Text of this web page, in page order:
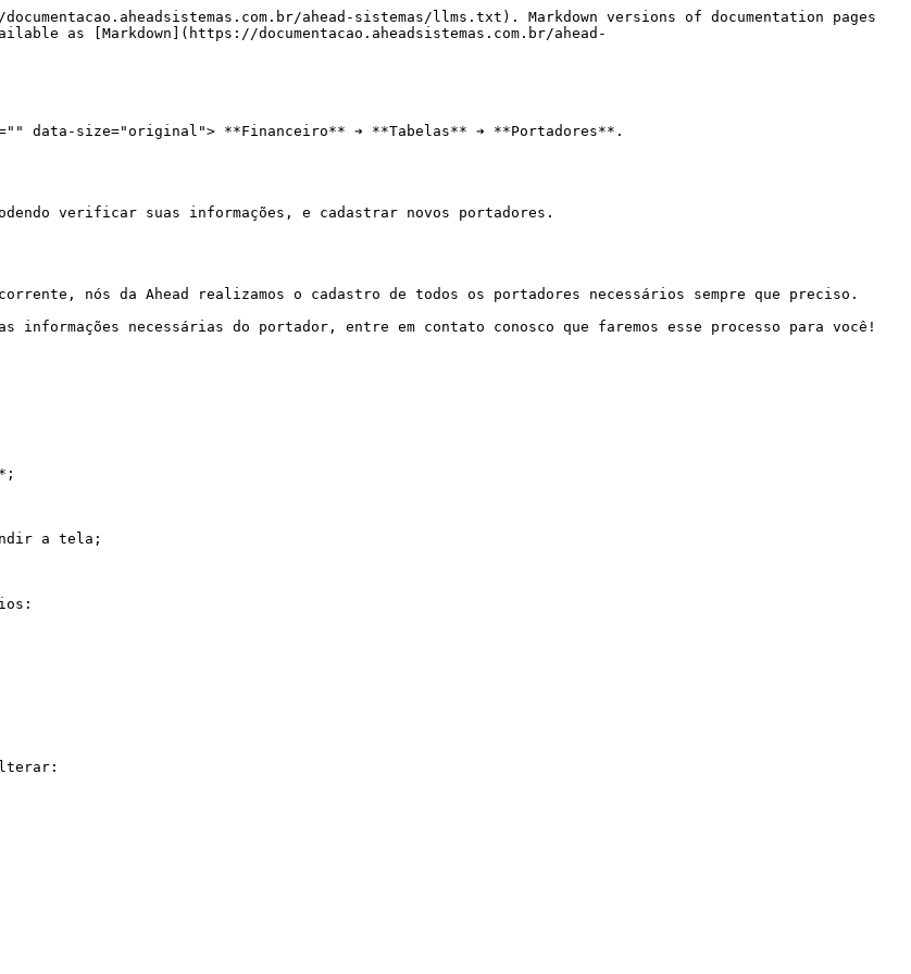
ahead-sistemas/llms.txt). Markdown versions of documentation pages
as [Markdown](https://documentacao.aheadsistemas.com.br/ahead-
data-size="original"> **Financeiro** ➔ **Tabelas** ➔ **Portadores**.
verificar suas informações, e cadastrar novos portadores.
nós da Ahead realizamos o cadastro de todos os portadores necessários sempre que preciso.
informações necessárias do portador, entre em contato conosco que faremos esse processo para você!
a tela;